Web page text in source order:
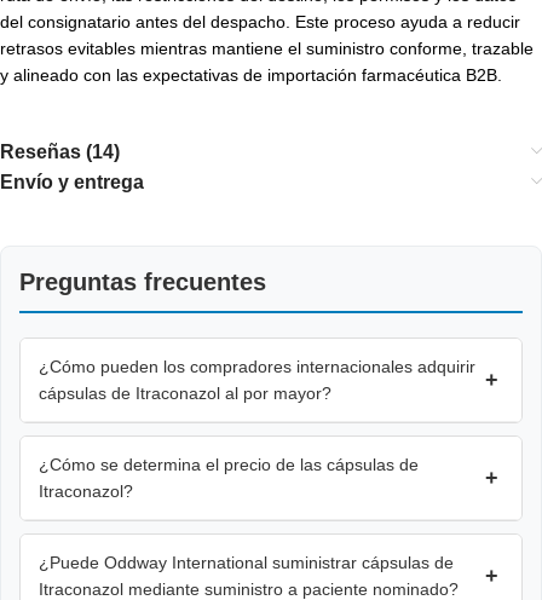
del consignatario antes del despacho. Este proceso ayuda a reducir
retrasos evitables mientras mantiene el suministro conforme, trazable
y alineado con las expectativas de importación farmacéutica B2B.
Reseñas (14)
Envío y entrega
Preguntas frecuentes
¿Cómo pueden los compradores internacionales adquirir
cápsulas de Itraconazol al por mayor?
+
¿Cómo se determina el precio de las cápsulas de
Itraconazol?
+
¿Puede Oddway International suministrar cápsulas de
Itraconazol mediante suministro a paciente nominado?
+